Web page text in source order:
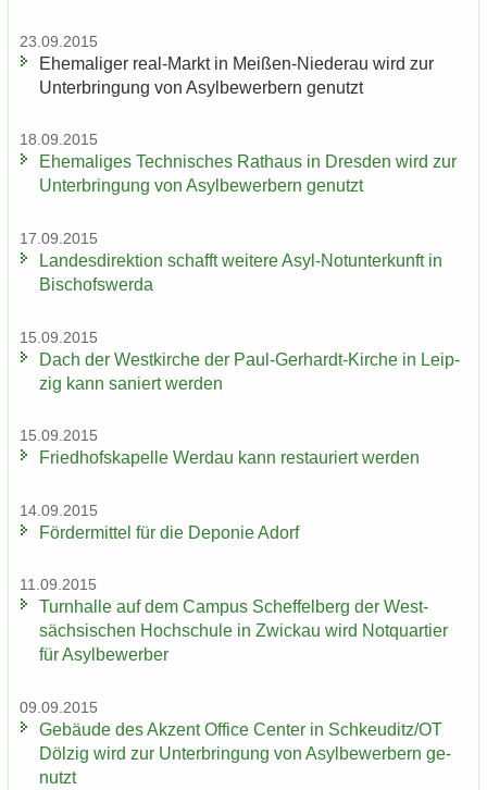
23.09.2015
Ehe­ma­li­ger real-​Markt in Meißen-​Niederau wird zur
Un­ter­brin­gung von Asyl­be­wer­bern ge­nutzt
18.09.2015
Ehe­ma­li­ges Tech­ni­sches Rat­haus in Dres­den wird zur
Un­ter­brin­gung von Asyl­be­wer­bern ge­nutzt
17.09.2015
Lan­des­di­rek­ti­on schafft wei­te­re Asyl-​Notunterkunft in
Bi­schofs­wer­da
15.09.2015
Dach der West­kir­che der Paul-​Gerhardt-Kirche in Leip­
zig kann sa­niert wer­den
15.09.2015
Fried­hofs­ka­pel­le Wer­dau kann re­stau­riert wer­den
14.09.2015
För­der­mit­tel für die De­po­nie Adorf
11.09.2015
Turn­hal­le auf dem Cam­pus Schef­fel­berg der West­
säch­si­schen Hoch­schu­le in Zwi­ckau wird Not­quar­tier
für Asyl­be­wer­ber
09.09.2015
Ge­bäu­de des Ak­zent Of­fice Cen­ter in Schkeu­ditz/OT
Döl­zig wird zur Un­ter­brin­gung von Asyl­be­wer­bern ge­
nutzt